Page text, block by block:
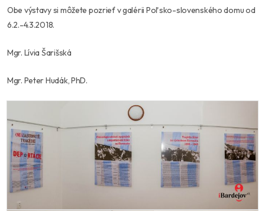
Obe výstavy si môžete pozrieť v galérii Poľsko-slovenského domu od
6.2.-4.3.2018.
Mgr. Lívia Šarišská
Mgr. Peter Hudák, PhD.